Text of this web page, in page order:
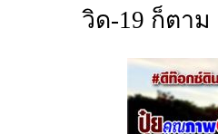
วิด-19 ก็ตาม